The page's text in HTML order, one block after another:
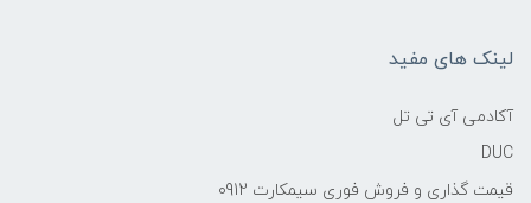
لینک های مفید
آکادمی آی تی تل
DUC
قیمت گذاری و فروش فوری سیمکارت 0912